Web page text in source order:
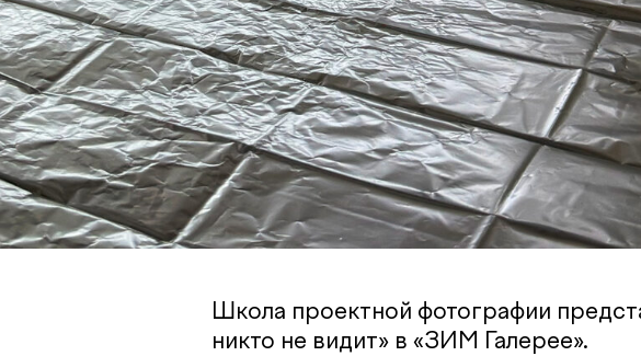
Школа проектной фотографии
никто не видит» в «ЗИМ Галерее».